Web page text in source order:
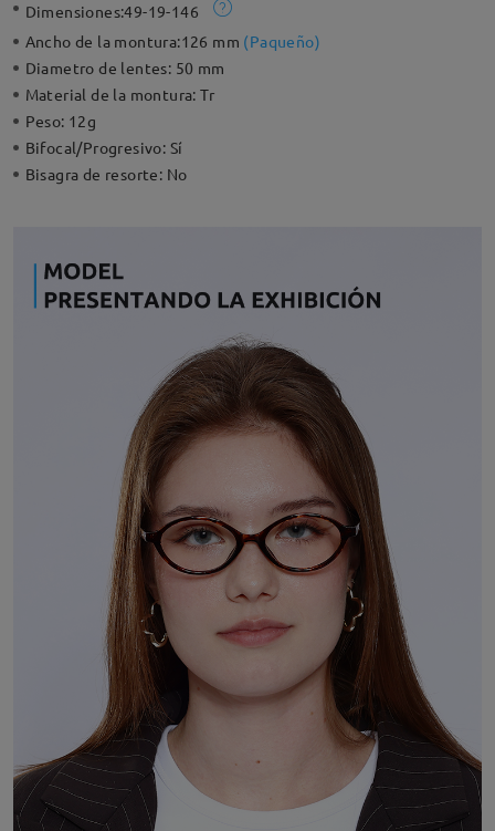
Dimensiones:49-19-146
Ancho de la montura:126 mm (Paqueño)
Diametro de lentes: 50 mm
Material de la montura:Tr
Peso: 12g
Bifocal/Progresivo: Sí
Bisagra de resorte: No